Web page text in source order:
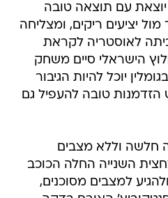
עם תוצאה טובה
יציעים ריקים, ומצליחה
לאוסטריה לקראת
הישראלי סיים משחק
יוכל להיות הגיבור
הזדמנות טובה להעפיל גם
חלשה וללא מצבים
השנייה החלה הכוכב
למצבים מסוכנים,